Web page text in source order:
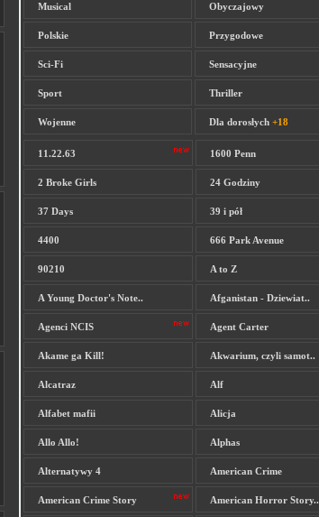
Musical Obyczajowy
Polskie Przygodowe
Sci-Fi Sensacyjne
Sport Thriller
Wojenne Dla dorosłych +18
11.22.63 1600 Penn
2 Broke Girls 24 Godziny
37 Days 39 i pół
4400 666 Park Avenue
90210 A to Z
A Young Doctor's Note.. Afganistan - Dziewiat..
Agenci NCIS Agent Carter
Akame ga Kill! Akwarium, czyli samot..
Alcatraz Alf
Alfabet mafii Alicja
Allo Allo! Alphas
Alternatywy 4 American Crime
American Crime Story American Horror Story..